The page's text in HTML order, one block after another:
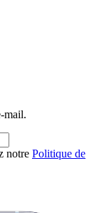
mail.
notre Politique de